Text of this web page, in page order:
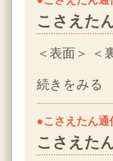
こさえた
＜表面＞ ＜
続きをみる
●こさえたん通
こさえた